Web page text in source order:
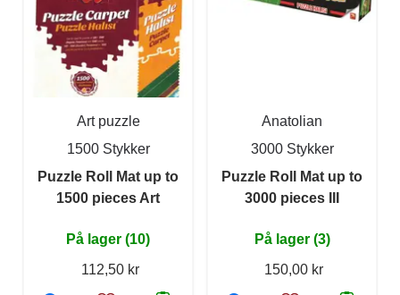
Art puzzle
1500 Stykker
Puzzle Roll Mat up to
1500 pieces Art
På lager (10)
112,50 kr
Anatolian
3000 Stykker
Puzzle Roll Mat up to
3000 pieces III
På lager (3)
150,00 kr